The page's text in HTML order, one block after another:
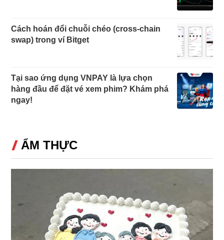
Cách hoán đổi chuỗi chéo (cross-chain
swap) trong ví Bitget
Tại sao ứng dụng VNPAY là lựa chọn
hàng đầu để đặt vé xem phim? Khám phá
ngay!
ẨM THỰC